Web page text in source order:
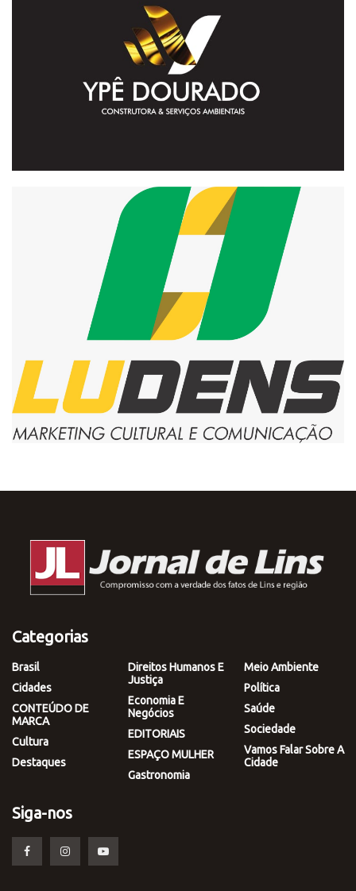
Categorias
Brasil
Cidades
CONTEÚDO DE
MARCA
Cultura
Destaques
Direitos Humanos E
Justiça
Economia E
Negócios
EDITORIAIS
ESPAÇO MULHER
Gastronomia
Meio Ambiente
Política
Saúde
Sociedade
Vamos Falar Sobre A
Cidade
Siga-nos